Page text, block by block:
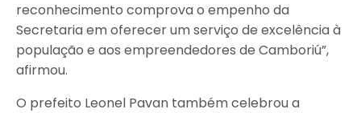
reconhecimento comprova o empenho da
Secretaria em oferecer um serviço de excelência à
população e aos empreendedores de Camboriú”,
afirmou.
O prefeito Leonel Pavan também celebrou a